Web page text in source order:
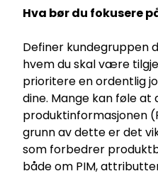
Hva bør du fokusere
Definer kundegruppen
hvem du skal være
prioritere en ordentlig
dine. Mange kan føle
produktinformasjonen
grunn av dette er det
som forbedrer
både om PIM,